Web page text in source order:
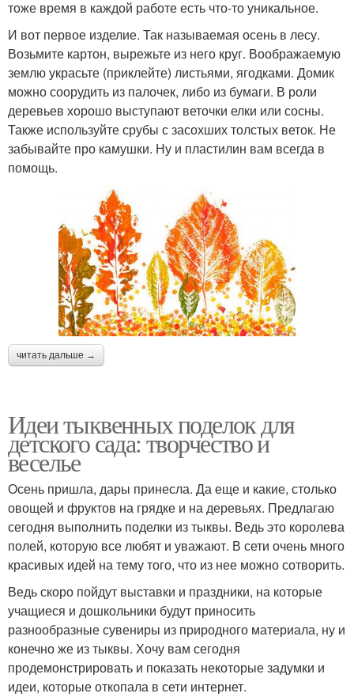
тоже время в каждой работе есть что-то уникальное.
И вот первое изделие. Так называемая осень в лесу.
Возьмите картон, вырежьте из него круг. Воображаемую
землю украсьте (приклейте) листьями, ягодками. Домик
можно соорудить из палочек, либо из бумаги. В роли
деревьев хорошо выступают веточки елки или сосны.
Также используйте срубы с засохших толстых веток. Не
забывайте про камушки. Ну и пластилин вам всегда в
помощь.
читать дальше →
Идеи тыквенных поделок для
детского сада: творчество и
веселье
Осень пришла, дары принесла. Да еще и какие, столько
овощей и фруктов на грядке и на деревьях. Предлагаю
сегодня выполнить поделки из тыквы. Ведь это королева
полей, которую все любят и уважают. В сети очень много
красивых идей на тему того, что из нее можно сотворить.
Ведь скоро пойдут выставки и праздники, на которые
учащиеся и дошкольники будут приносить
разнообразные сувениры из природного материала, ну и
конечно же из тыквы. Хочу вам сегодня
продемонстрировать и показать некоторые задумки и
идеи, которые откопала в сети интернет.